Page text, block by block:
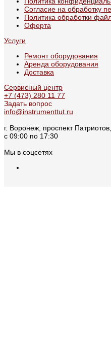
Согласие на обработку
Политика обработки
Оферта
Услуги
Ремонт оборудования
Аренда оборудования
Доставка
Сервисный центр
+7 (473) 280 11 77
Задать вопрос
info@instrumenttut.ru
г. Воронеж, проспект
с 09:00 по 17:30
Мы в соцсетях